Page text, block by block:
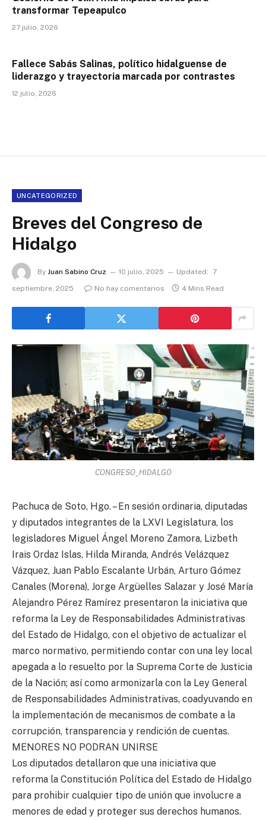
transformar Tepeapulco
27 julio, 2026
Fallece Sabás Salinas, político hidalguense de
liderazgo y trayectoria marcada por contrastes
12 julio, 2026
UNCATEGORIZED
Breves del Congreso de
Hidalgo
By Juan Sabino Cruz 10 julio, 2025 Updated:
7
septiembre, 2025
No hay comentarios 4 Mins Read
CONGRESO_HIDALGO
Pachuca de Soto, Hgo. – En sesión ordinaria, diputadas
y diputados integrantes de la LXVI Legislatura, los
legisladores Miguel Ángel Moreno Zamora, Lizbeth
Irais Ordaz Islas, Hilda Miranda, Andrés Velázquez
Vázquez, Juan Pablo Escalante Urbán, Arturo Gómez
Canales (Morena), Jorge Argüelles Salazar y José María
Alejandro Pérez Ramírez presentaron la iniciativa que
reforma la Ley de Responsabilidades Administrativas
del Estado de Hidalgo, con el objetivo de actualizar el
marco normativo, permitiendo contar con una ley local
apegada a lo resuelto por la Suprema Corte de Justicia
de la Nación; así como armonizarla con la Ley General
de Responsabilidades Administrativas, coadyuvando en
la implementación de mecanismos de combate a la
corrupción, transparencia y rendición de cuentas.
MENORES NO PODRAN UNIRSE
Los diputados detallaron que una iniciativa que
reforma la Constitución Política del Estado de Hidalgo
para prohibir cualquier tipo de unión que involucre a
menores de edad y proteger sus derechos humanos.